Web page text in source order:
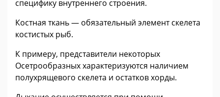
специфику внутреннего строения.
Костная ткань — обязательный элемент скелета
костистых рыб.
К примеру, представители некоторых
Осетрообразных характеризуются наличием
полухрящевого скелета и остатков хорды.